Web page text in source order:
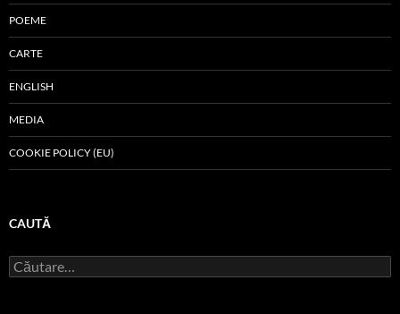
POEME
CARTE
ENGLISH
MEDIA
COOKIE POLICY (EU)
CAUTĂ
Caută
după: